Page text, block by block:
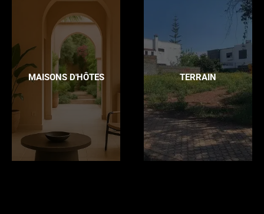
MAISONS D'HÔTES TERRAIN